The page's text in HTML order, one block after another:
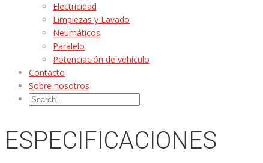
Electricidad
Limpiezas y Lavado
Neumáticos
Paralelo
Potenciación de vehículo
Contacto
Sobre nosotros
ESPECIFICACIONES